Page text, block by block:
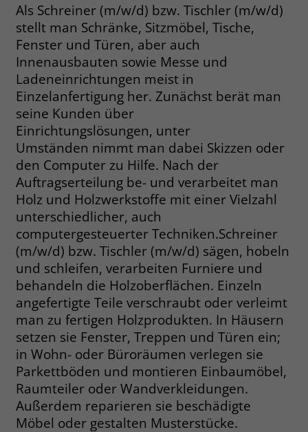
Als Schreiner (m/w/d) bzw. Tischler (m/w/d)
stellt man Schränke, Sitzmöbel, Tische,
Fenster und Türen, aber auch
Innenausbauten sowie Messe­ und
Ladeneinrichtungen meist in
Einzelanfertigung her. Zunächst berät man
seine Kunden über
Einrichtungslösungen, unter
Umständen nimmt man dabei Skizzen oder
den Computer zu Hilfe. Nach der
Auftragserteilung be­- und verarbeitet man
Holz und Holzwerkstoffe mit einer Vielzahl
unterschiedlicher, auch
computergesteuerter Techniken.Schreiner
(m/w/d) bzw. Tischler (m/w/d) sägen, hobeln
und schleifen, verarbeiten Furniere und
behandeln die Holzoberflächen. Einzeln
angefertigte Teile verschraubt oder verleimt
man zu fertigen Holzprodukten. In Häusern
setzen sie Fenster, Treppen und Türen ein;
in Wohn­- oder Büroräumen verlegen sie
Parkettböden und montieren Einbaumöbel,
Raumteiler oder Wandverkleidungen.
Außerdem reparieren sie beschädigte
Möbel oder gestalten Musterstücke.
Anbieter www.stiftung-liebenau.de
Laufzeit 1 Monat
Zweck
Behält die Zustimmung des Benutzers
zum Cookie Opt-In
Name __cf_bm
Anbieter .fonts.net
Laufzeit 30 Minuten
This cookie, set by Cloudflare, is used to
support Cloudflare Bot Management.
Name JSessionID
Anbieter jobs.stiftung-liebenau.de
Laufzeit Session
Zweck
Behält die Zustände des Benutzers bei
allen Seitenanfragen bei.
Laufzeit 1 Jahr
Zweck
Microsoft Clarity setzt dieses Cookie,
um die Seitenaufrufe eines Benutzers
zu speichern und in einer einzigen
Sitzungsaufzeichnung
zusammenzufassen.
Name _gcl_au
Anbieter Google Ads
Laufzeit 90 Tage
Zweck Enthält eine zufallsgenerierte User-ID.
Name _gcl_aw
Anbieter Google Ads
Laufzeit 90 Tage
Zweck
Dieses Cookie wird gesetzt, wenn ein
User über einen Klick auf eine Google
Werbeanzeige auf die Website gelangt.
Es enthält Informationen darüber,
welche Werbeanzeige geklickt wurde,